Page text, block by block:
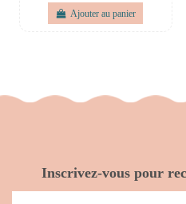
Ajouter au panier
Inscrivez-vous pour